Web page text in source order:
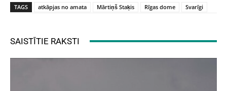
TAGS atkāpjas no amata Mārtiņš Staķis Rīgas dome Svarīgi
SAISTĪTIE RAKSTI